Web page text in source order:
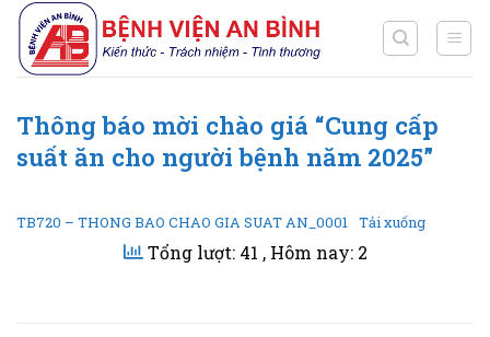
Chuyển
đến
nội
Thông báo mời chào giá “Cung cấp
suất ăn cho người bệnh năm 2025”
TB720 – THONG BAO CHAO GIA SUAT AN_0001 Tải xuống
Tổng lượt: 41 , Hôm nay: 2